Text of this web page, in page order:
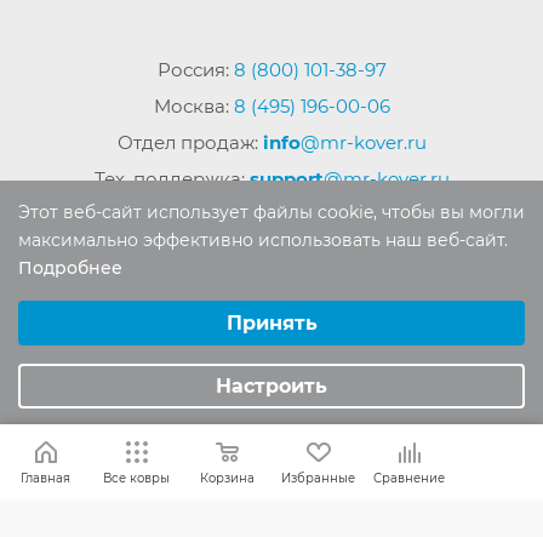
Россия: 8 (800) 101-38-97
Москва: 8 (495) 196-00-06
Отдел продаж: info@mr-kover.ru
Тех. поддержка:support@mr-kover.ru
материалов сайта без письменного разрешения
запрещено.
Главная Все ковры Корзина Избранные Сравнение
Этот веб-сайт использует файлы cookie, чтобы вы могли
максимально эффективно использовать наш веб-сайт.
Подробнее
Аналитические/Функциональные
Принять
Настроить